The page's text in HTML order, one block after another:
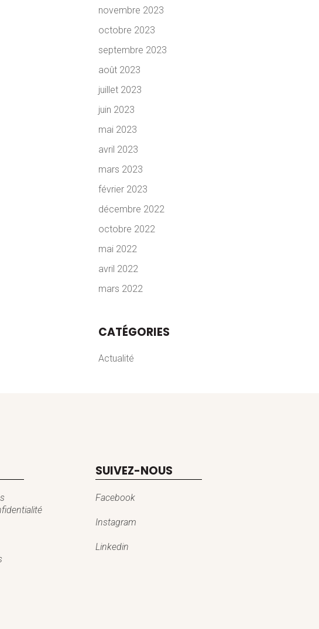
novembre 2023
octobre 2023
septembre 2023
août 2023
juillet 2023
juin 2023
mai 2023
avril 2023
mars 2023
février 2023
décembre 2022
octobre 2022
mai 2022
avril 2022
mars 2022
CATÉGORIES
Actualité
SUIVEZ-NOUS
Facebook
Instagram
Linkedin